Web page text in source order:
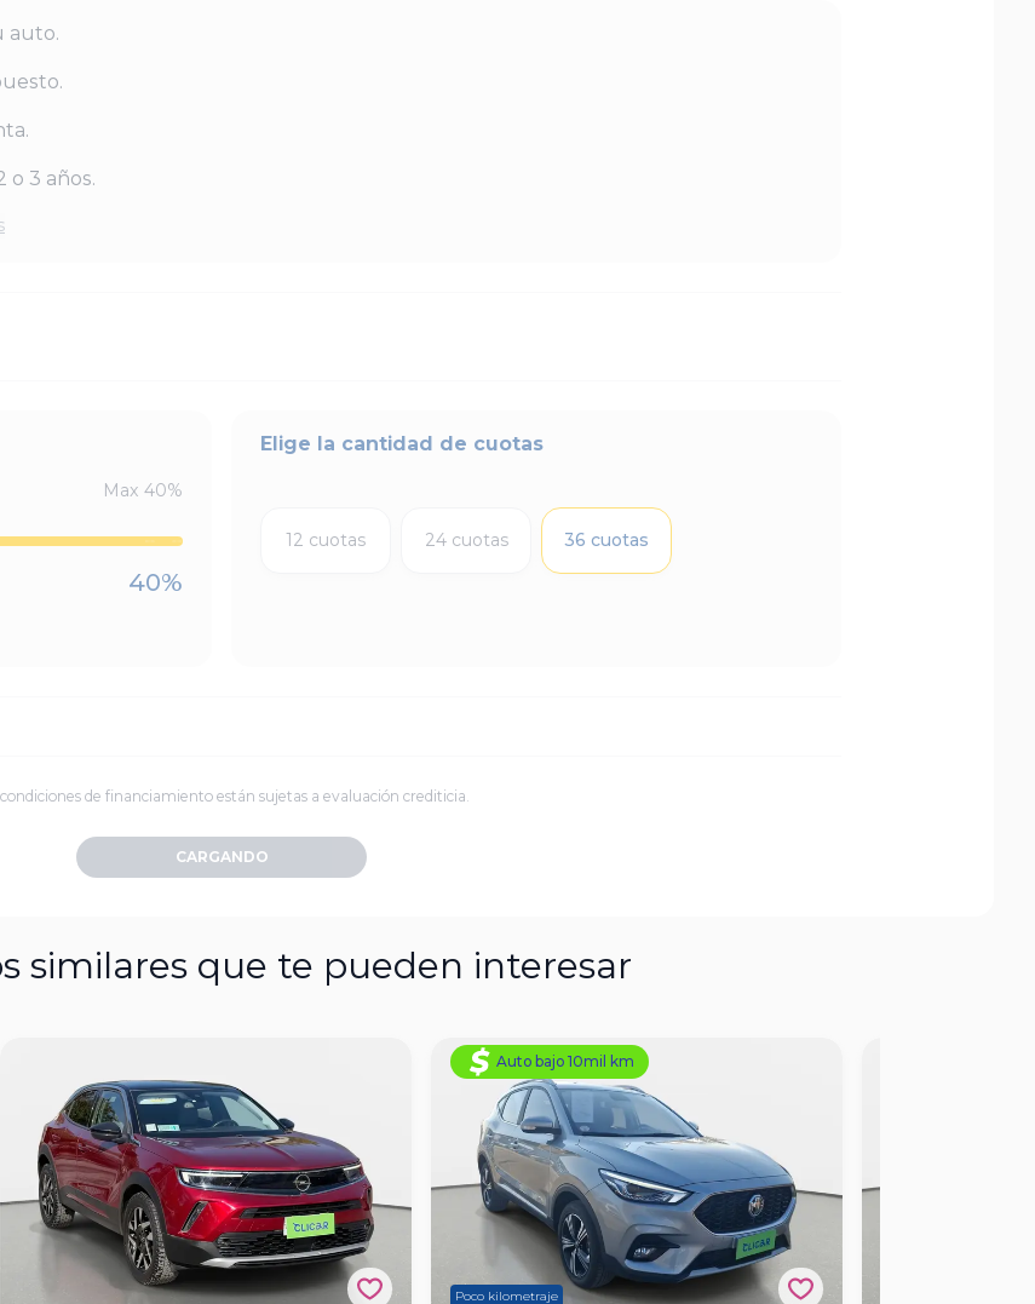
auto.
o 3 años.
Max 40%
40%
Elige la cantidad de cuotas
12 cuotas 24 cuotas 36 cuotas
condiciones de financiamiento están sujetas a evaluación crediticia.
CARGANDO
similares que te pueden interesar
Auto bajo 10mil km
Poco kilometraje